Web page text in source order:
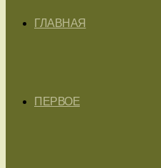
ГЛАВНАЯ
ПЕРВОЕ